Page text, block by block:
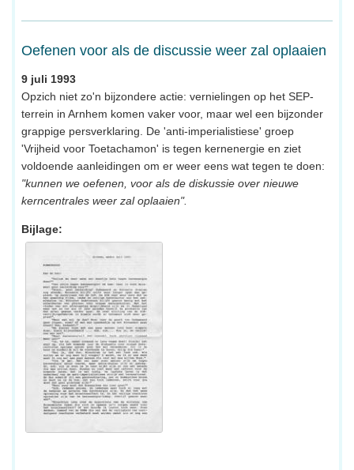
Oefenen voor als de discussie weer zal oplaaien
9 juli 1993
Opzich niet zo'n bijzondere actie: vernielingen op het SEP-
terrein in Arnhem komen vaker voor, maar wel een bijzonder
grappige persverklaring. De 'anti-imperialistiese' groep
'Vrijheid voor Toetachamon' is tegen kernenergie en ziet
voldoende aanleidingen om er weer eens wat tegen te doen:
"kunnen we oefenen, voor als de diskussie over nieuwe
kerncentrales weer zal oplaaien".
Bijlage: